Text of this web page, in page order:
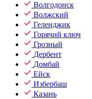
Волгодонск
Волжский
Геленджик
Горячий ключ
Грозный
Дербент
Домбай
Ейск
Избербаш
Казань